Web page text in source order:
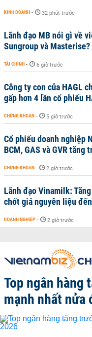
KINH DOANH - 32 phút trước
Lãnh đạo MB nói gì về
Sungroup và Masterise?
TÀI CHÍNH - 6 giờ trước
Công ty con của HAGL
gấp hơn 4 lần cổ phiếu
CHỨNG KHOÁN - 5 giờ trước
Cổ phiếu doanh nghiệp
BCM, GAS và GVR tăng
CHỨNG KHOÁN - 2 giờ trước
Lãnh đạo Vinamilk:
chốt giá nguyên liệu
DOANH NGHIỆP - 2 giờ trước
Top ngân hàng
mạnh nhất nửa